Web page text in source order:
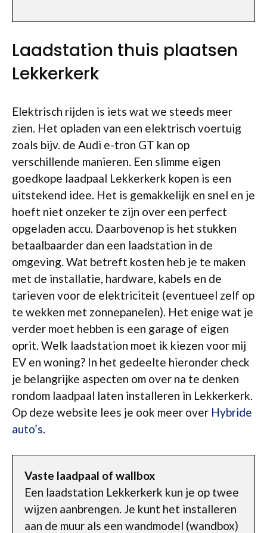
Laadstation thuis plaatsen
Lekkerkerk
Elektrisch rijden is iets wat we steeds meer
zien. Het opladen van een elektrisch voertuig
zoals bijv. de Audi e-tron GT kan op
verschillende manieren. Een slimme eigen
goedkope laadpaal Lekkerkerk kopen is een
uitstekend idee. Het is gemakkelijk en snel en je
hoeft niet onzeker te zijn over een perfect
opgeladen accu. Daarbovenop is het stukken
betaalbaarder dan een laadstation in de
omgeving. Wat betreft kosten heb je te maken
met de installatie, hardware, kabels en de
tarieven voor de elektriciteit (eventueel zelf op
te wekken met zonnepanelen). Het enige wat je
verder moet hebben is een garage of eigen
oprit. Welk laadstation moet ik kiezen voor mij
EV en woning? In het gedeelte hieronder check
je belangrijke aspecten om over na te denken
rondom laadpaal laten installeren in Lekkerkerk.
Op deze website lees je ook meer over Hybride
auto’s.
Vaste laadpaal of wallbox
Een laadstation Lekkerkerk kun je op twee
wijzen aanbrengen. Je kunt het installeren
aan de muur als een wandmodel (wandbox)